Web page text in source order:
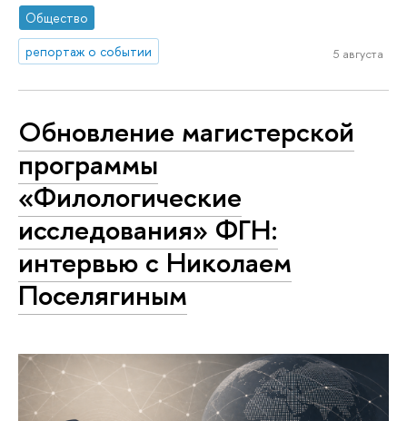
Общество
репортаж о событии
5 августа
Обновление магистерской
программы
«Филологические
исследования» ФГН:
интервью с Николаем
Поселягиным